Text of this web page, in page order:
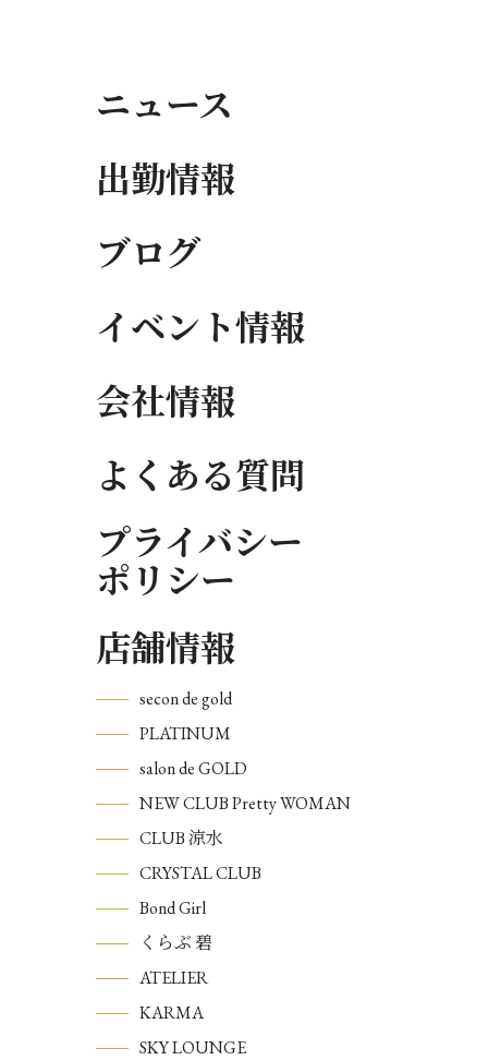
ニュース
出勤情報
ブログ
イベント情報
会社情報
よくある質問
プライバシー
ポリシー
店舗情報
secon de gold
PLATINUM
salon de GOLD
NEW CLUB Pretty WOMAN
CLUB 涼水
CRYSTAL CLUB
Bond Girl
くらぶ 碧
ATELIER
KARMA
SKY LOUNGE